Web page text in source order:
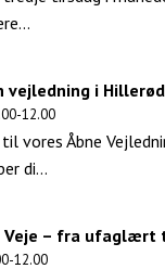
12.00
vejledning i Hillerød
vores Åbne
di...
12.00
Veje – fra